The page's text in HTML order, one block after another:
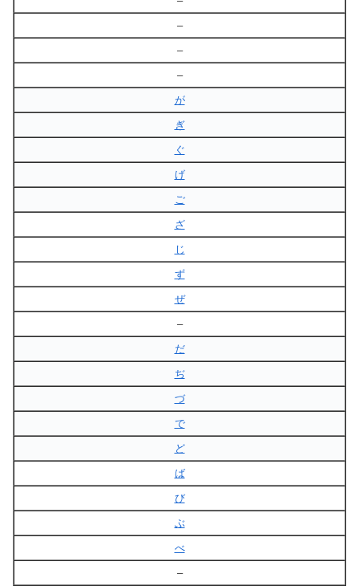
–
–
–
が
ぎ
ぐ
げ
ご
ざ
じ
ず
ぜ
–
だ
ぢ
づ
で
ど
ば
び
ぶ
べ
–